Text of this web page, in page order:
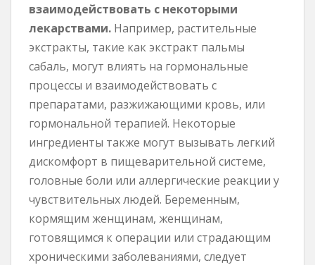
взаимодействовать с некоторыми
лекарствами. Например, растительные
экстракты, такие как экстракт пальмы
сабаль, могут влиять на гормональные
процессы и взаимодействовать с
препаратами, разжижающими кровь, или
гормональной терапией. Некоторые
ингредиенты также могут вызывать легкий
дискомфорт в пищеварительной системе,
головные боли или аллергические реакции у
чувствительных людей. Беременным,
кормящим женщинам, женщинам,
готовящимся к операции или страдающим
хроническими заболеваниями, следует